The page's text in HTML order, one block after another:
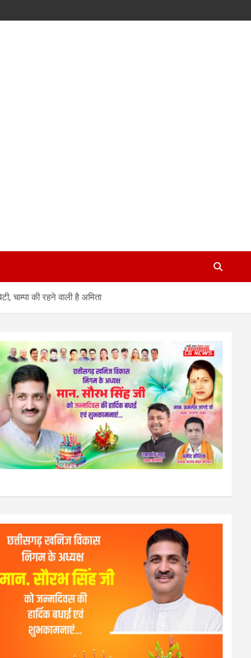
चाम्पा की रहने वाली है अमिता